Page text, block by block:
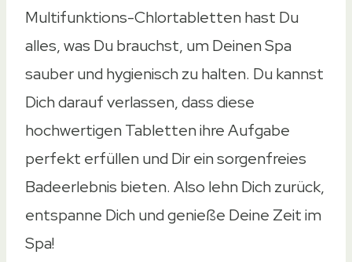
Multifunktions-Chlortabletten hast Du
alles, was Du brauchst, um Deinen Spa
sauber und hygienisch zu halten. Du kannst
Dich darauf verlassen, dass diese
hochwertigen Tabletten ihre Aufgabe
perfekt erfüllen und Dir ein sorgenfreies
Badeerlebnis bieten. Also lehn Dich zurück,
entspanne Dich und genieße Deine Zeit im
Spa!